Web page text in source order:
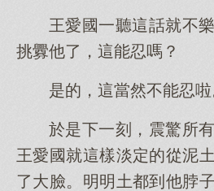
王愛國一聽這話就不
挑釁他了，這能忍嗎？
是的，這當然不能忍啦
於是下一刻，震驚所
王愛國就這樣淡定的從泥
了大臉。明明土都到他脖